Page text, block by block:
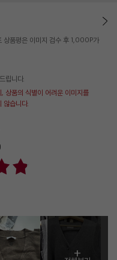
상품평은 이미지 검수 후 1,000P가
립니다.
상품의 식별이 어려운 이미지를
않습니다.
+